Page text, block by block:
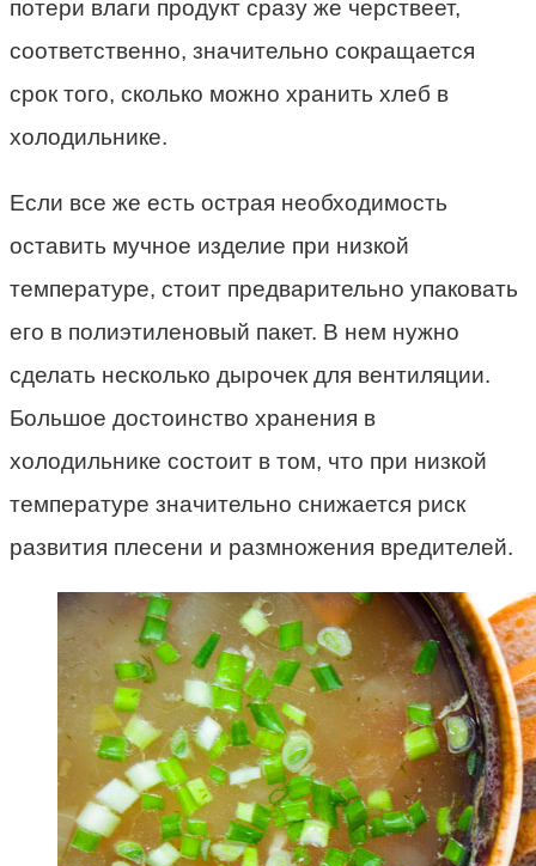
потери влаги продукт сразу же черствеет,
соответственно, значительно сокращается
срок того, сколько можно хранить хлеб в
холодильнике.
Если все же есть острая необходимость
оставить мучное изделие при низкой
температуре, стоит предварительно упаковать
его в полиэтиленовый пакет. В нем нужно
сделать несколько дырочек для вентиляции.
Большое достоинство хранения в
холодильнике состоит в том, что при низкой
температуре значительно снижается риск
развития плесени и размножения вредителей.